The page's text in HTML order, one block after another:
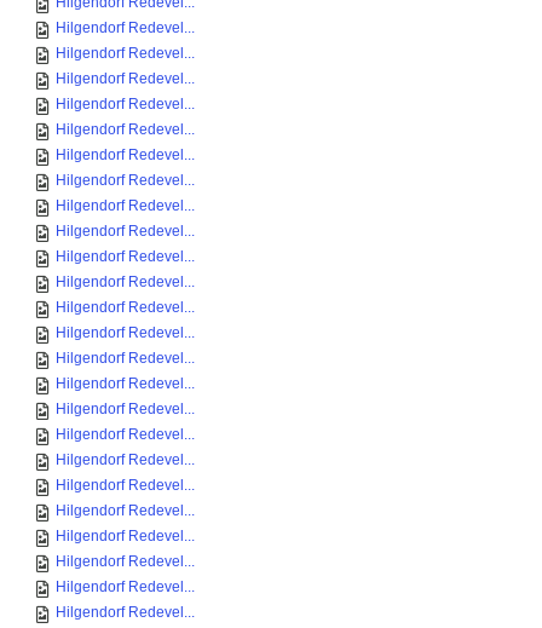
Hilgendorf Redevel...
Hilgendorf Redevel...
Hilgendorf Redevel...
Hilgendorf Redevel...
Hilgendorf Redevel...
Hilgendorf Redevel...
Hilgendorf Redevel...
Hilgendorf Redevel...
Hilgendorf Redevel...
Hilgendorf Redevel...
Hilgendorf Redevel...
Hilgendorf Redevel...
Hilgendorf Redevel...
Hilgendorf Redevel...
Hilgendorf Redevel...
Hilgendorf Redevel...
Hilgendorf Redevel...
Hilgendorf Redevel...
Hilgendorf Redevel...
Hilgendorf Redevel...
Hilgendorf Redevel...
Hilgendorf Redevel...
Hilgendorf Redevel...
Hilgendorf Redevel...